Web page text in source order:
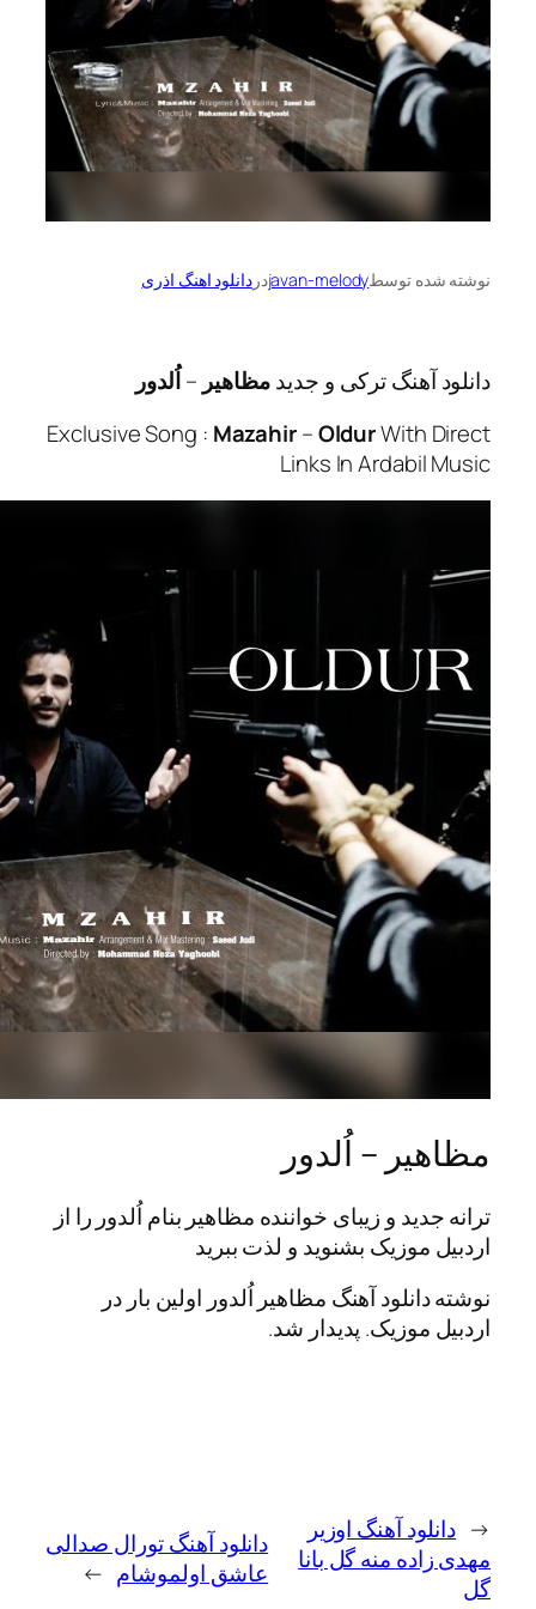
توسطjavan-melodyدردانلود اهنگ اذری
ترکی و جدیدمظاهیر–اُلدور
Exclusive Song :Mazahir–Oldur
Links In
– اُلدور
و زیبای خواننده مظاهیر بنام اُلدور را از
بشنوید و لذت ببرید
آهنگ مظاهیر اُلدور اولین بار در
پدیدار شد.
آهنگ اوزیر
منه گل بانا
دانلود آهنگ تورال صدالی
عاشق اولموشام
→